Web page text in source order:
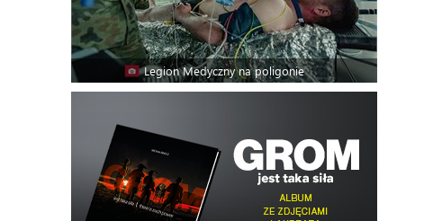
Legion Medyczny na poligonie